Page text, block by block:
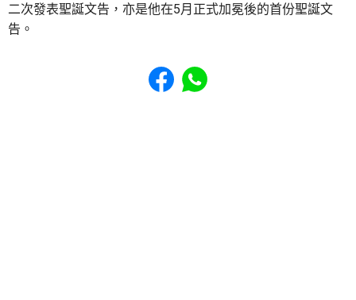
二次發表聖誕文告，亦是他在5月正式加冕後的首份聖誕文
告。
Share to Facebook
Share to WhatsApp